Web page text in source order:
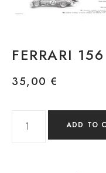
FERRARI
35,00 €
ADD TO